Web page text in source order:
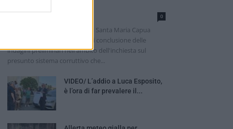
0
La Procura della Repubblica di Santa Maria Capua
Vetere ha notificato l'avviso di conclusione delle
indagini preliminari nell'ambito dell'inchiesta sul
presunto sistema corruttivo che...
VIDEO/ L’addio a Luca Esposito,
è l’ora di far prevalere il...